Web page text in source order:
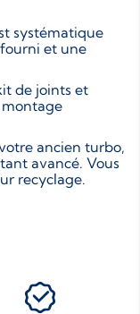
systématique
et une
de joints et
ancien turbo,
avancé. Vous
recyclage.